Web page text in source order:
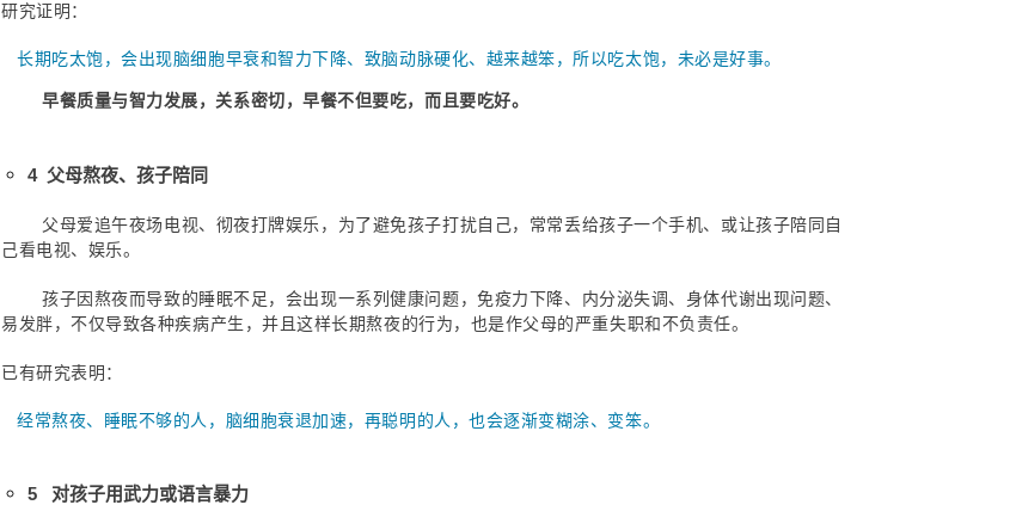
研究证明：
长期吃太饱，会出现脑细胞早衰和智力下降、致脑动脉硬化、越来越笨，所以吃太饱，未必是好事。
早餐质量与智力发展，关系密切，早餐不但要吃，而且要吃好。
4 父母熬夜、孩子陪同
父母爱追午夜场电视、彻夜打牌娱乐，为了避免孩子打扰自己，常常丢给孩子一个手机、或让孩子陪同自
己看电视、娱乐。
孩子因熬夜而导致的睡眠不足，会出现一系列健康问题，免疫力下降、内分泌失调、身体代谢出现问题、
易发胖，不仅导致各种疾病产生，并且这样长期熬夜的行为，也是作父母的严重失职和不负责任。
已有研究表明：
经常熬夜、睡眠不够的人，脑细胞衰退加速，再聪明的人，也会逐渐变糊涂、变笨。
5 对孩子用武力或语言暴力